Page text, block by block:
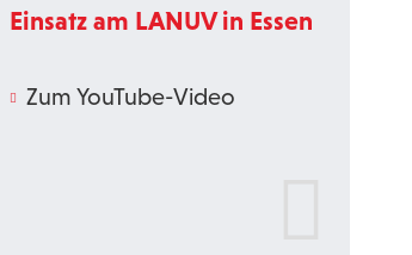
Einsatz am LANUV in Essen
Zum YouTube-Video